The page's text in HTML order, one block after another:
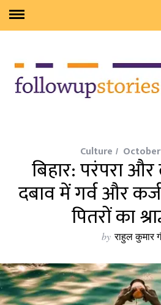
Culture
बिहार: परंपरा
दबाव में गर्व और
पितरों का
by राहुल कुमार